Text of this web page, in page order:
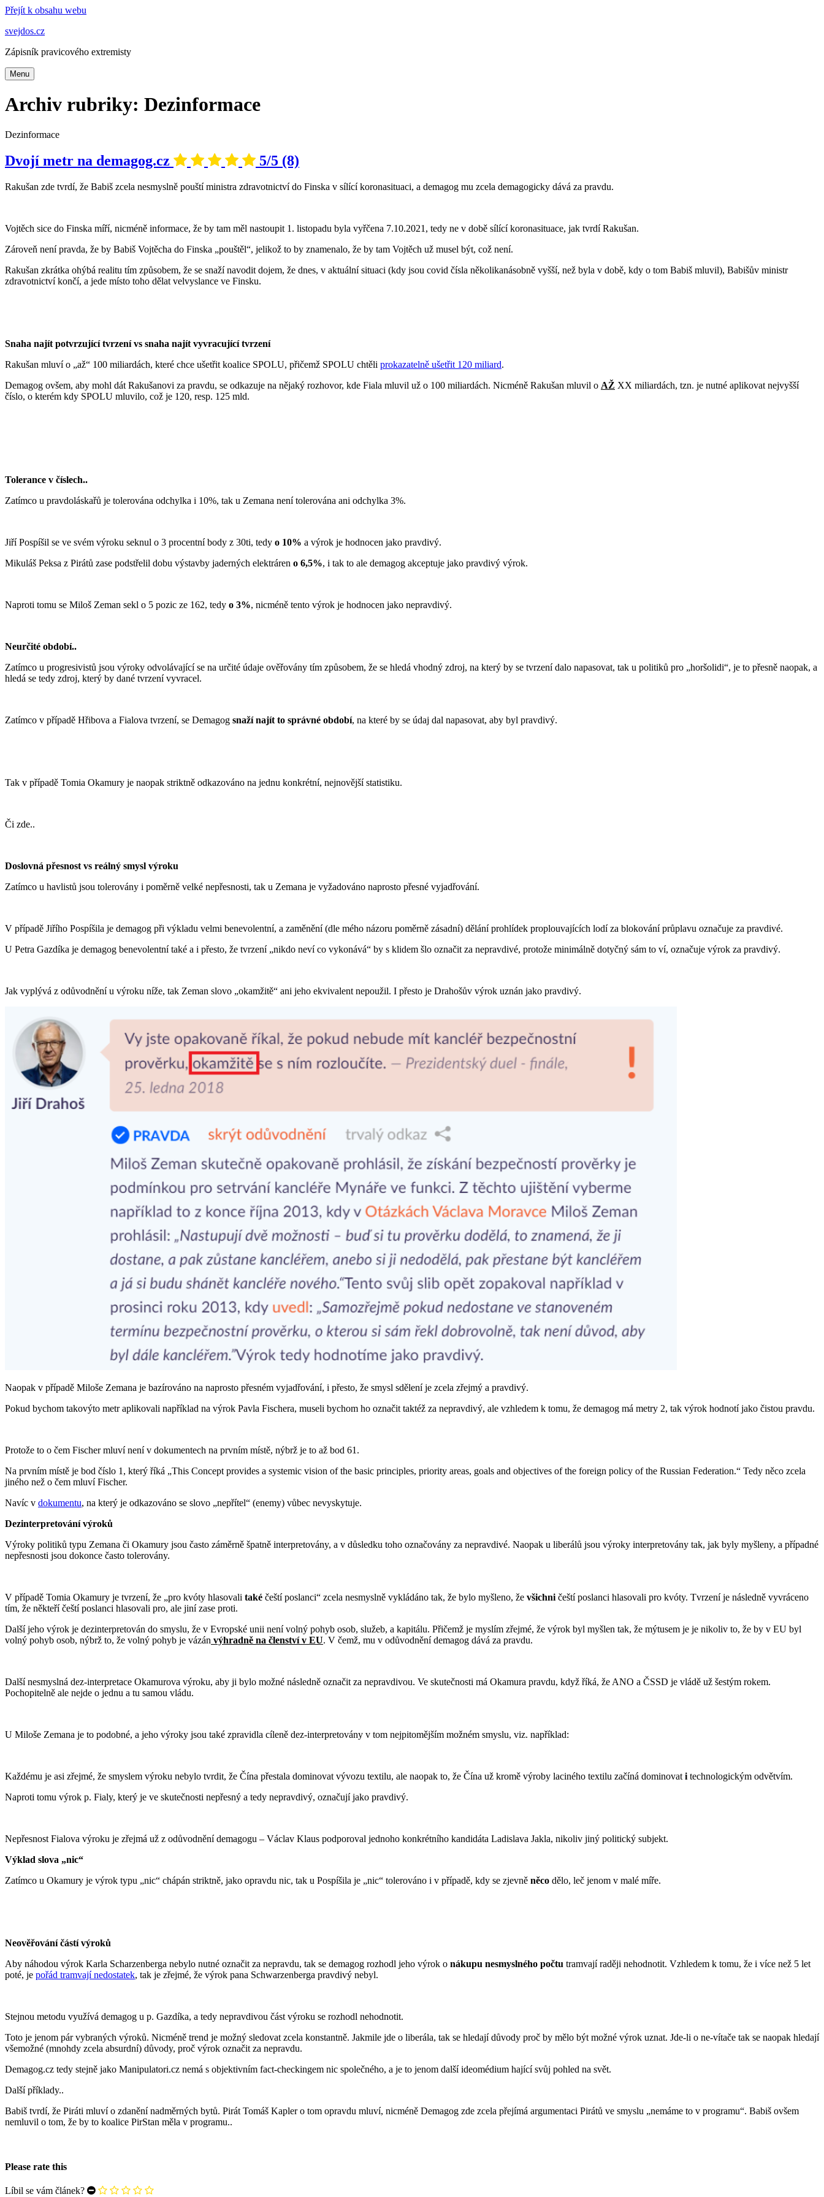
Přejít k obsahu webu
svejdos.cz
Zápisník pravicového extremisty
Menu
Archiv rubriky: Dezinformace
Dezinformace
Dvojí metr na demagog.cz 5/5 (8)
Rakušan zde tvrdí, že Babiš zcela nesmyslně pouští ministra zdravotnictví do Finska v sílící koronasituaci, a demagog mu zcela demagogicky dává za pravdu.
Vojtěch sice do Finska míří, nicméně informace, že by tam měl nastoupit 1. listopadu byla vyřčena 7.10.2021, tedy ne v době sílící koronasituace, jak tvrdí Rakušan.
Zároveň není pravda, že by Babiš Vojtěcha do Finska „pouštěl“, jelikož to by znamenalo, že by tam Vojtěch už musel být, což není.
Rakušan zkrátka ohýbá realitu tím způsobem, že se snaží navodit dojem, že dnes, v aktuální situaci (kdy jsou covid čísla několikanásobně vyšší, než byla v době, kdy o tom Babiš mluvil), Babišův ministr
zdravotnictví končí, a jede místo toho dělat velvyslance ve Finsku.
Snaha najít potvrzující tvrzení vs snaha najít vyvracující tvrzení
Rakušan mluví o „až“ 100 miliardách, které chce ušetřit koalice SPOLU, přičemž SPOLU chtěli prokazatelně ušetřit 120 miliard.
Demagog ovšem, aby mohl dát Rakušanovi za pravdu, se odkazuje na nějaký rozhovor, kde Fiala mluvil už o 100 miliardách. Nicméně Rakušan mluvil o AŽ XX miliardách, tzn. je nutné aplikovat nejvyšší
číslo, o kterém kdy SPOLU mluvilo, což je 120, resp. 125 mld.
Tolerance v číslech..
Zatímco u pravdoláskařů je tolerována odchylka i 10%, tak u Zemana není tolerována ani odchylka 3%.
Jiří Pospíšil se ve svém výroku seknul o 3 procentní body z 30ti, tedy o 10% a výrok je hodnocen jako pravdivý.
Mikuláš Peksa z Pirátů zase podstřelil dobu výstavby jaderných elektráren o 6,5%, i tak to ale demagog akceptuje jako pravdivý výrok.
Naproti tomu se Miloš Zeman sekl o 5 pozic ze 162, tedy o 3%, nicméně tento výrok je hodnocen jako nepravdivý.
Neurčité období..
Zatímco u progresivistů jsou výroky odvolávající se na určité údaje ověřovány tím způsobem, že se hledá vhodný zdroj, na který by se tvrzení dalo napasovat, tak u politiků pro „horšolidi“, je to přesně naopak, a
hledá se tedy zdroj, který by dané tvrzení vyvracel.
Zatímco v případě Hřibova a Fialova tvrzení, se Demagog snaží najít to správné období, na které by se údaj dal napasovat, aby byl pravdivý.
Tak v případě Tomia Okamury je naopak striktně odkazováno na jednu konkrétní, nejnovější statistiku.
Či zde..
Doslovná přesnost vs reálný smysl výroku
Zatímco u havlistů jsou tolerovány i poměrně velké nepřesnosti, tak u Zemana je vyžadováno naprosto přesné vyjadřování.
V případě Jiřího Pospíšila je demagog při výkladu velmi benevolentní, a zaměnění (dle mého názoru poměrně zásadní) dělání prohlídek proplouvajících lodí za blokování průplavu označuje za pravdivé.
U Petra Gazdíka je demagog benevolentní také a i přesto, že tvrzení „nikdo neví co vykonává“ by s klidem šlo označit za nepravdivé, protože minimálně dotyčný sám to ví, označuje výrok za pravdivý.
Jak vyplývá z odůvodnění u výroku níže, tak Zeman slovo „okamžitě“ ani jeho ekvivalent nepoužil. I přesto je Drahošův výrok uznán jako pravdivý.
Naopak v případě Miloše Zemana je bazírováno na naprosto přesném vyjadřování, i přesto, že smysl sdělení je zcela zřejmý a pravdivý.
Pokud bychom takovýto metr aplikovali například na výrok Pavla Fischera, museli bychom ho označit taktéž za nepravdivý, ale vzhledem k tomu, že demagog má metry 2, tak výrok hodnotí jako čistou pravdu.
Protože to o čem Fischer mluví není v dokumentech na prvním místě, nýbrž je to až bod 61.
Na prvním místě je bod číslo 1, který říká „This Concept provides a systemic vision of the basic principles, priority areas, goals and objectives of the foreign policy of the Russian Federation.“ Tedy něco zcela
jiného než o čem mluví Fischer.
Navíc v dokumentu, na který je odkazováno se slovo „nepřítel“ (enemy) vůbec nevyskytuje.
Dezinterpretování výroků
Výroky politiků typu Zemana či Okamury jsou často záměrně špatně interpretovány, a v důsledku toho označovány za nepravdivé. Naopak u liberálů jsou výroky interpretovány tak, jak byly myšleny, a případné
nepřesnosti jsou dokonce často tolerovány.
V případě Tomia Okamury je tvrzení, že „pro kvóty hlasovali také čeští poslanci“ zcela nesmyslně vykládáno tak, že bylo myšleno, že všichni čeští poslanci hlasovali pro kvóty. Tvrzení je následně vyvráceno
tím, že někteří čeští poslanci hlasovali pro, ale jiní zase proti.
Další jeho výrok je dezinterpretován do smyslu, že v Evropské unii není volný pohyb osob, služeb, a kapitálu. Přičemž je myslím zřejmé, že výrok byl myšlen tak, že mýtusem je je nikoliv to, že by v EU byl
volný pohyb osob, nýbrž to, že volný pohyb je vázán výhradně na členství v EU. V čemž, mu v odůvodnění demagog dává za pravdu.
Další nesmyslná dez-interpretace Okamurova výroku, aby ji bylo možné následně označit za nepravdivou. Ve skutečnosti má Okamura pravdu, když říká, že ANO a ČSSD je vládě už šestým rokem.
Pochopitelně ale nejde o jednu a tu samou vládu.
U Miloše Zemana je to podobné, a jeho výroky jsou také zpravidla cíleně dez-interpretovány v tom nejpitomějším možném smyslu, viz. například:
Každému je asi zřejmé, že smyslem výroku nebylo tvrdit, že Čína přestala dominovat vývozu textilu, ale naopak to, že Čína už kromě výroby laciného textilu začíná dominovat i technologickým odvětvím.
Naproti tomu výrok p. Fialy, který je ve skutečnosti nepřesný a tedy nepravdivý, označují jako pravdivý.
Nepřesnost Fialova výroku je zřejmá už z odůvodnění demagogu – Václav Klaus podporoval jednoho konkrétního kandidáta Ladislava Jakla, nikoliv jiný politický subjekt.
Výklad slova „nic“
Zatímco u Okamury je výrok typu „nic“ chápán striktně, jako opravdu nic, tak u Pospíšila je „nic“ tolerováno i v případě, kdy se zjevně něco dělo, leč jenom v malé míře.
Neověřování částí výroků
Aby náhodou výrok Karla Scharzenberga nebylo nutné označit za nepravdu, tak se demagog rozhodl jeho výrok o nákupu nesmyslného počtu tramvají raději nehodnotit. Vzhledem k tomu, že i více než 5 let
poté, je pořád tramvají nedostatek, tak je zřejmé, že výrok pana Schwarzenberga pravdivý nebyl.
Stejnou metodu využívá demagog u p. Gazdíka, a tedy nepravdivou část výroku se rozhodl nehodnotit.
Toto je jenom pár vybraných výroků. Nicméně trend je možný sledovat zcela konstantně. Jakmile jde o liberála, tak se hledají důvody proč by mělo být možné výrok uznat. Jde-li o ne-vítače tak se naopak hledají
všemožné (mnohdy zcela absurdní) důvody, proč výrok označit za nepravdu.
Demagog.cz tedy stejně jako Manipulatori.cz nemá s objektivním fact-checkingem nic společného, a je to jenom další ideomédium hající svůj pohled na svět.
Další příklady..
Babiš tvrdí, že Piráti mluví o zdanění nadměrných bytů. Pirát Tomáš Kapler o tom opravdu mluví, nicméně Demagog zde zcela přejímá argumentaci Pirátů ve smyslu „nemáme to v programu“. Babiš ovšem
nemluvil o tom, že by to koalice PirStan měla v programu..
Please rate this
Líbil se vám článek?